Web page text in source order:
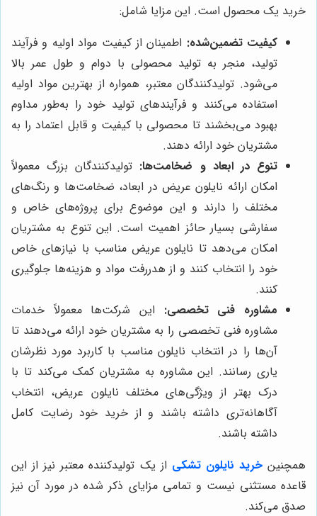
خرید یک محصول است. این مزایا شامل:
کیفیت تضمین‌شده: اطمینان از کیفیت مواد اولیه و فرآیند
تولید، منجر به تولید محصولی با دوام و طول عمر بالا
می‌شود. تولیدکنندگان معتبر، همواره از بهترین مواد اولیه
استفاده می‌کنند و فرآیندهای تولید خود را به‌طور مداوم
بهبود می‌بخشند تا محصولی با کیفیت و قابل اعتماد را به
مشتریان خود ارائه دهند.
تنوع در ابعاد و ضخامت‌ها: تولیدکنندگان بزرگ معمولاً
امکان ارائه نایلون عریض در ابعاد، ضخامت‌ها و رنگ‌های
مختلف را دارند و این موضوع برای پروژه‌های خاص و
سفارشی بسیار حائز اهمیت است. این تنوع به مشتریان
امکان می‌دهد تا نایلون عریض مناسب با نیازهای خاص
خود را انتخاب کنند و از هدررفت مواد و هزینه‌ها جلوگیری
کنند.
مشاوره فنی تخصصی: این شرکت‌ها معمولاً خدمات
مشاوره فنی تخصصی را به مشتریان خود ارائه می‌دهند تا
آن‌ها را در انتخاب نایلون مناسب با کاربرد مورد نظرشان
یاری رسانند. این مشاوره به مشتریان کمک می‌کند تا با
درک بهتر از ویژگی‌های مختلف نایلون عریض، انتخاب
آگاهانه‌تری داشته باشند و از خرید خود رضایت کامل
داشته باشند.
همچنینخرید نایلون تشکی از یک تولیدکننده معتبر نیز از این
قاعده مستثنی نیست و تمامی مزایای ذکر شده در مورد آن نیز
صدق می‌کند.